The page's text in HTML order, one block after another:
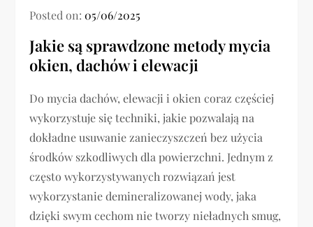
Posted on:05/06/2025
Jakie są sprawdzone metody mycia
okien, dachów i elewacji
Do mycia dachów, elewacji i okien coraz częściej
wykorzystuje się techniki, jakie pozwalają na
dokładne usuwanie zanieczyszczeń bez użycia
środków szkodliwych dla powierzchni. Jednym z
często wykorzystywanych rozwiązań jest
wykorzystanie demineralizowanej wody, jaka
dzięki swym cechom nie tworzy nieładnych smug,